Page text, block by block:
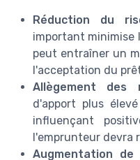
Réduction du
important minimise
peut entraîner un
l'acceptation du
Allègement des
d'apport plus
influençant
l'emprunteur devra
Augmentation